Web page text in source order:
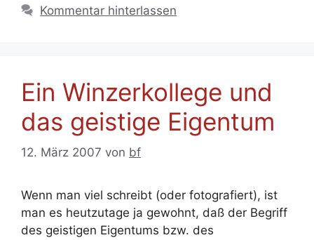
Kommentar hinterlassen
Ein Winzerkollege und
das geistige Eigentum
12. März 2007 von bf
Wenn man viel schreibt (oder fotografiert), ist
man es heutzutage ja gewohnt, daß der Begriff
des geistigen Eigentums bzw. des